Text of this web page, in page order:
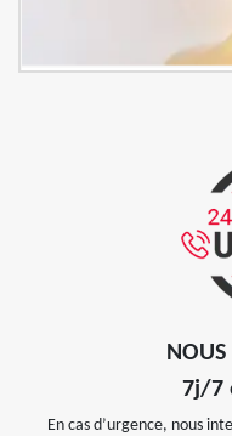
7j/7
En cas d’urgence, nous